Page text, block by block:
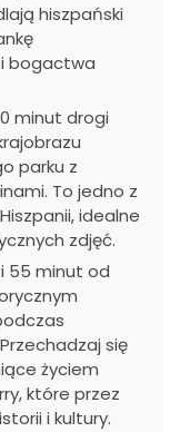
hiszpański
bogactwa
minut drogi
parku z
To jedno z
idealne
zdjęć.
55 minut od
się
życiem
które przez
i kultury.